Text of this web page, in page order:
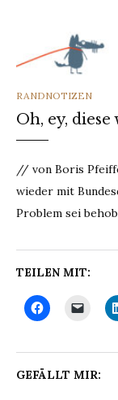
CATEGORIES
RANDNOTIZEN
Oh, ey,
// von Boris
wieder mit
Problem sei
TEILEN MIT:
GEFÄLLT MIR: